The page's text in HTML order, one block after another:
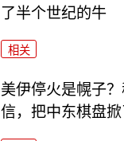
了半个世纪的牛
相关
美伊停火是幌子
信，把中东棋盘掀